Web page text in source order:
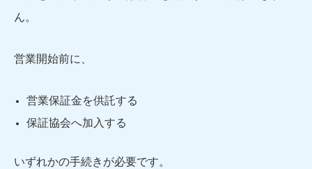
ん。
営業開始前に、
営業保証金を供託する
保証協会へ加入する
いずれかの手続きが必要です。